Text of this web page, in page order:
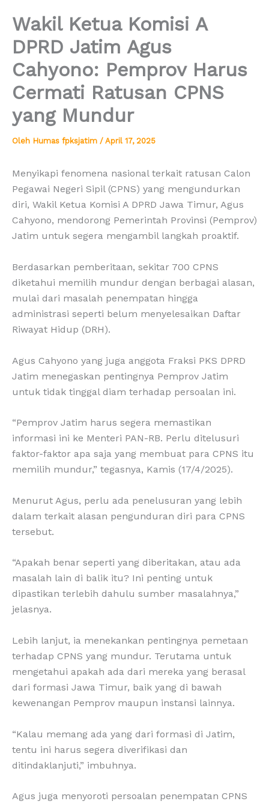
Wakil Ketua Komisi A
DPRD Jatim Agus
Cahyono: Pemprov Harus
Cermati Ratusan CPNS
yang Mundur
Oleh Humas fpksjatim / April 17, 2025
Menyikapi fenomena nasional terkait ratusan Calon
Pegawai Negeri Sipil (CPNS) yang mengundurkan
diri, Wakil Ketua Komisi A DPRD Jawa Timur, Agus
Cahyono, mendorong Pemerintah Provinsi (Pemprov)
Jatim untuk segera mengambil langkah proaktif.
Berdasarkan pemberitaan, sekitar 700 CPNS
diketahui memilih mundur dengan berbagai alasan,
mulai dari masalah penempatan hingga
administrasi seperti belum menyelesaikan Daftar
Riwayat Hidup (DRH).
Agus Cahyono yang juga anggota Fraksi PKS DPRD
Jatim menegaskan pentingnya Pemprov Jatim
untuk tidak tinggal diam terhadap persoalan ini.
“Pemprov Jatim harus segera memastikan
informasi ini ke Menteri PAN-RB. Perlu ditelusuri
faktor-faktor apa saja yang membuat para CPNS itu
memilih mundur,” tegasnya, Kamis (17/4/2025).
Menurut Agus, perlu ada penelusuran yang lebih
dalam terkait alasan pengunduran diri para CPNS
tersebut.
“Apakah benar seperti yang diberitakan, atau ada
masalah lain di balik itu? Ini penting untuk
dipastikan terlebih dahulu sumber masalahnya,”
jelasnya.
Lebih lanjut, ia menekankan pentingnya pemetaan
terhadap CPNS yang mundur. Terutama untuk
mengetahui apakah ada dari mereka yang berasal
dari formasi Jawa Timur, baik yang di bawah
kewenangan Pemprov maupun instansi lainnya.
“Kalau memang ada yang dari formasi di Jatim,
tentu ini harus segera diverifikasi dan
ditindaklanjuti,” imbuhnya.
Agus juga menyoroti persoalan penempatan CPNS